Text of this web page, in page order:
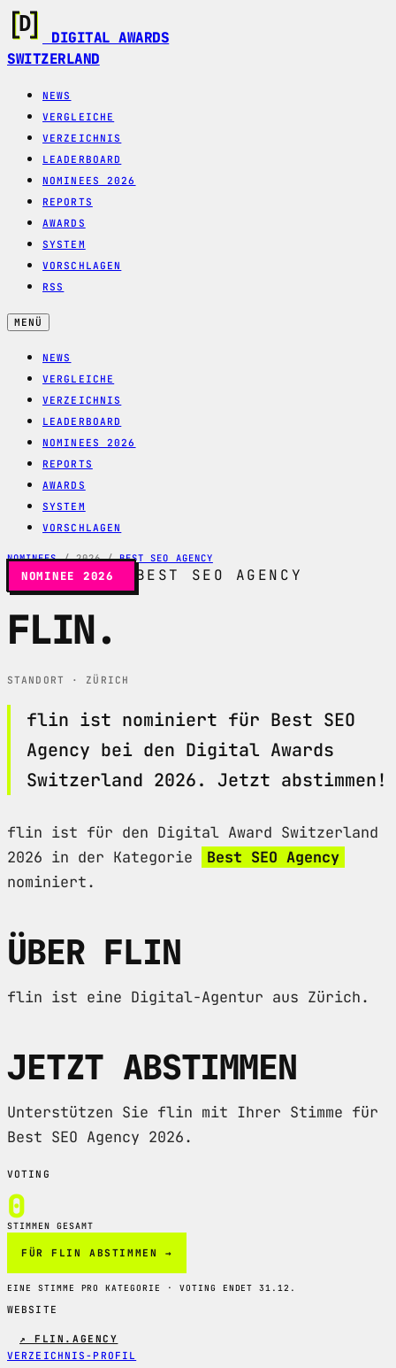
DIGITAL AWARDS
SWITZERLAND
NEWS
VERGLEICHE
VERZEICHNIS
LEADERBOARD
NOMINEES 2026
REPORTS
AWARDS
SYSTEM
VORSCHLAGEN
RSS
MENÜ
NEWS
VERGLEICHE
VERZEICHNIS
LEADERBOARD
NOMINEES 2026
REPORTS
AWARDS
SYSTEM
VORSCHLAGEN
NOMINEES / 2026 / BEST SEO AGENCY
NOMINEE 2026 BEST SEO AGENCY
FLIN.
STANDORT · ZÜRICH
flin ist nominiert für Best SEO
Agency bei den Digital Awards
Switzerland 2026. Jetzt abstimmen!
flin ist für den Digital Award Switzerland
2026 in der Kategorie
Best SEO Agency
nominiert.
ÜBER FLIN
flin ist eine Digital-Agentur aus Zürich.
JETZT ABSTIMMEN
Unterstützen Sie flin mit Ihrer Stimme für
Best SEO Agency 2026.
VOTING
0
STIMMEN GESAMT
FÜR FLIN ABSTIMMEN →
EINE STIMME PRO KATEGORIE · VOTING ENDET 31.12.
WEBSITE
↗ FLIN.AGENCY
VERZEICHNIS-PROFIL